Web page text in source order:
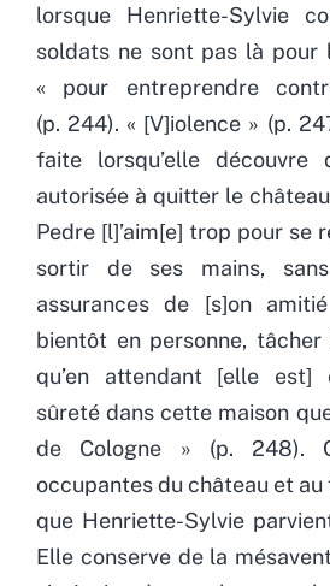
lorsque Henriette-Sylvie
soldats ne sont pas là pour
« pour entreprendre
(p. 244). « [V]iolence » (p.
faite lorsqu’elle découvre
autorisée à quitter le
Pedre [l]’aim[e] trop pour se
sortir de ses mains,
assurances de [s]on
bientôt en personne,
qu’en attendant [elle est]
sûreté dans cette maison
de Cologne » (p. 248).
occupantes du château et au
que Henriette-Sylvie
Elle conserve de la